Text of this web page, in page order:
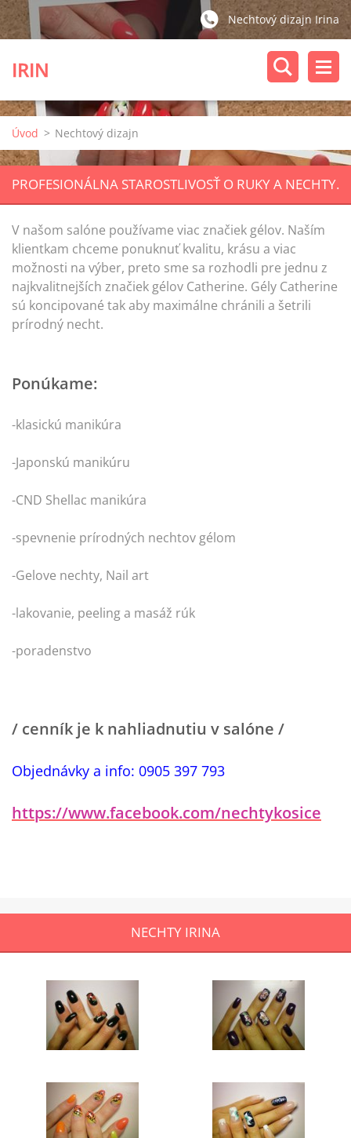
Nechtový dizajn Irina
IRIN
Úvod > Nechtový dizajn
PROFESIONÁLNA STAROSTLIVOSŤ O RUKY A NECHTY.
V našom salóne používame viac značiek gélov. Naším
klientkam chceme ponuknuť kvalitu, krásu a viac
možnosti na výber, preto sme sa rozhodli pre jednu z
najkvalitnejších značiek gélov Catherine. Gély Catherine
sú koncipované tak aby maximálne chránili a šetrili
prírodný necht.
Ponúkame:
-klasickú manikúra
-Japonskú manikúru
-CND Shellac manikúra
-spevnenie prírodných nechtov gélom
-Gelove nechty, Nail art
-lakovanie, peeling a masáž rúk
-poradenstvo
/ cenník je k nahliadnutiu v salóne /
Objednávky a info: 0905 397 793
https://www.facebook.com/nechtykosice
NECHTY IRINA